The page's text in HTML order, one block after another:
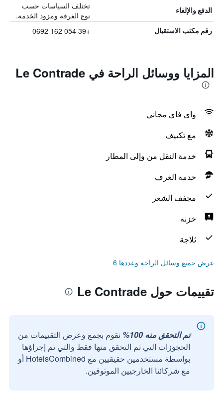
الدفع والإلغاء
تختلف السياسات حسب
نوع الغرفة ومزود الخدمة.
رقم مكتب الاستقبال +39 054 162 0692
المزايا ووسائل الراحة في Le Contrade
واي فاي مجاني
مع تكييف
خدمة النقل من وإلى المطار
خدمة الغرف
مجفف الشعر
خزنه
ثلاجة
عرض جميع وسائل الراحة وعددها 6
تقييمات حول Le Contrade
تم التحقق منه 100%
نقوم بجمع وعرض التقييمات من
الحجوزات التي تم التحقق منها فقط والتي تم إجراؤها
بواسطة مستخدمين حقيقيين مع HotelsCombined أو
مع شركائنا الخارجيين الموثوقين.